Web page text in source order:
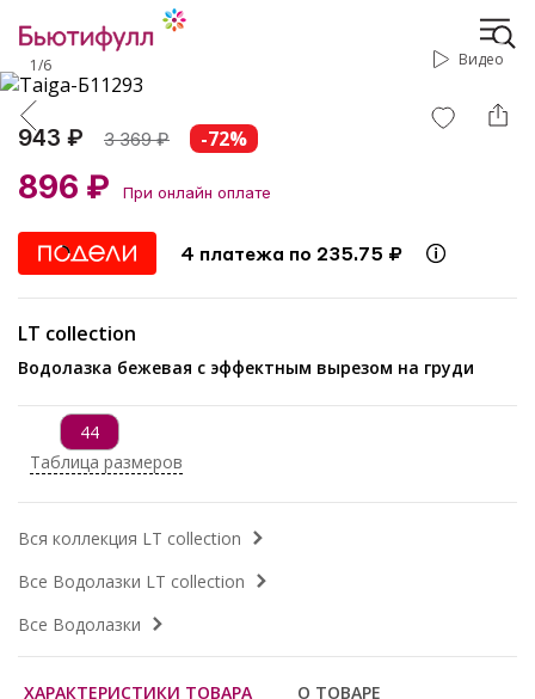
1/6 Видео
943 ₽ 3 369₽ -72%
896 ₽ При онлайн оплате
4 платежа по 235.75 ₽
LT collection
Водолазка бежевая с эффектным вырезом на груди
44
Таблица размеров
Вся коллекция LT collection
Все Водолазки LT collection
Все Водолазки
ХАРАКТЕРИСТИКИ ТОВАРА О ТОВАРЕ